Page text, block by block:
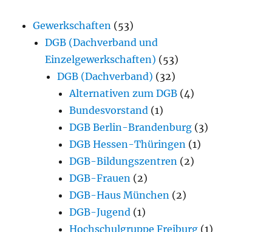
Gewerkschaften (53)
DGB (Dachverband und
Einzelgewerkschaften) (53)
DGB (Dachverband) (32)
Alternativen zum DGB (4)
Bundesvorstand (1)
DGB Berlin-Brandenburg (3)
DGB Hessen-Thüringen (1)
DGB-Bildungszentren (2)
DGB-Frauen (2)
DGB-Haus München (2)
DGB-Jugend (1)
Hochschulgruppe Freiburg (1)